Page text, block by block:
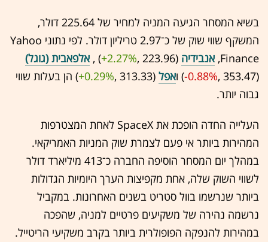
בשיא המסחר הגיעה המניה למחיר של 225.64 דולר,
המשקף שווי שוק של כ־2.97 טריליון דולר. לפי נתוני Yahoo
Finance, אנבידיה (223.96 ,‎
+2.27%
‏) ,אלפאבית (גוגל)
(353.47 ,‎
-0.88%‏) ואפל (313.33 ,‎
+0.29%‏) הן בעלות שווי
גבוה יותר.
העלייה החדה הופכת את SpaceX לאחת המצטרפות
המהירות ביותר אי פעם לצמרת שוק המניות האמריקאי.
במהלך יום המסחר הוסיפה החברה כ־413 מיליארד דולר
לשווי השוק שלה, אחת מקפיצות הערך היומיות הגדולות
ביותר שנרשמו בוול סטריט בשנים האחרונות. במקביל
נרשמה נהירה של משקיעים פרטיים למניה, שהפכה
במהירות להנפקה הפופולרית ביותר בקרב משקיעי הריטייל.